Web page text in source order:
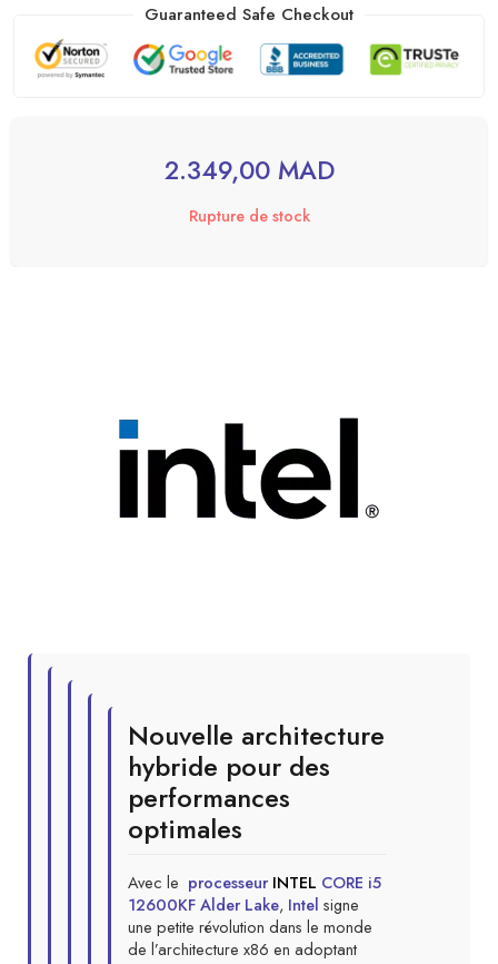
Guaranteed Safe Checkout
2.349,00 MAD
Rupture de stock
Nouvelle architecture
hybride pour des
performances
optimales
Avec le processeurINTEL CORE i5
12600KF Alder Lake, Intel signe
une petite révolution dans le monde
de l’architecture x86 en adoptant